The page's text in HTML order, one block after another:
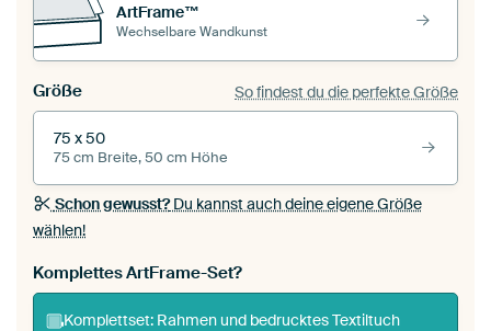
ArtFrame™
Wechselbare Wandkunst
Größe So findest du die perfekte Größe
75 x 50
75 cm Breite, 50 cm Höhe
Schon gewusst?Du kannst auch deine eigene Größe
wählen!
Komplettes ArtFrame-Set?
Komplettset: Rahmen und bedrucktes Textiltuch